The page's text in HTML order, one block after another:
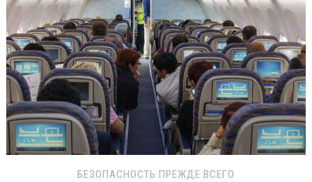
БЕЗОПАСНОСТЬ ПРЕЖДЕ ВСЕГО